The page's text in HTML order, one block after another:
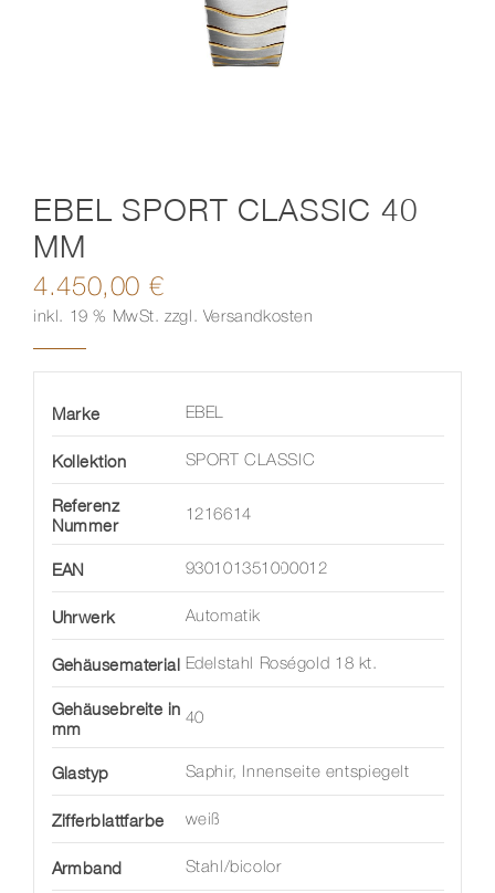
EBEL SPORT CLASSIC 40
MM
4.450,00 €
inkl. 19 % MwSt. zzgl. Versandkosten
Marke EBEL
Kollektion SPORT CLASSIC
Referenz
Nummer
1216614
EAN 930101351000012
Uhrwerk Automatik
Gehäusematerial Edelstahl Roségold 18 kt.
Gehäusebreite in
mm
40
Glastyp Saphir, Innenseite entspiegelt
Zifferblattfarbe weiß
Armband Stahl/bicolor